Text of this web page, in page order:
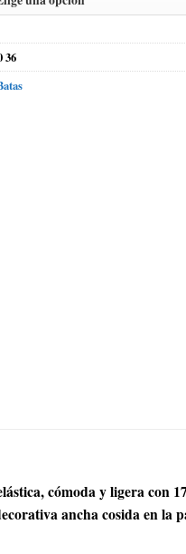
36
cómoda y ligera con
ancha cosida en